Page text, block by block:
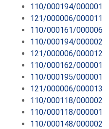
110/000194/000001
121/000006/000011
110/000161/000006
110/000194/000002
121/000006/000012
110/000162/000001
110/000195/000001
121/000006/000013
110/000118/000002
110/000118/000001
110/000148/000002